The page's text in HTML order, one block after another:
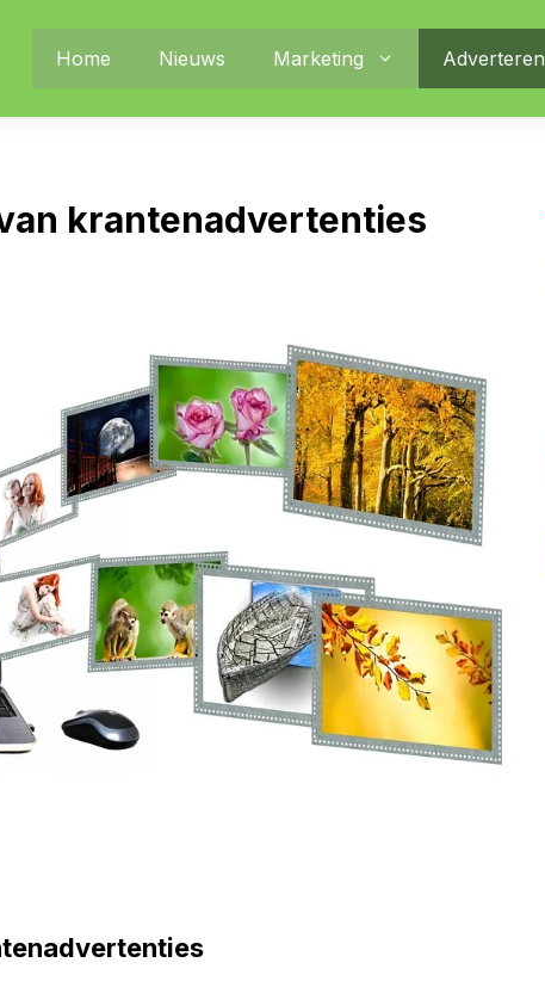
Home Nieuws Marketing Adverteren
krantenadvertenties